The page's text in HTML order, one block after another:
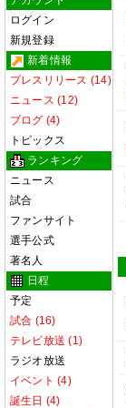
ログイン
新規登録
新着情報
プレスリリース (14)
ニュース (12)
ブログ (4)
トピックス
ランキング
ニュース
試合
ファンサイト
選手公式
著名人
日程
予定
試合 (16)
テレビ放送 (1)
ラジオ放送
イベント (4)
誕生日 (4)